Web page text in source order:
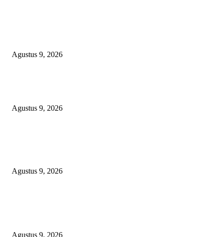
Agustus 9, 2026
Agustus 9, 2026
Agustus 9, 2026
Agustus 9, 2026